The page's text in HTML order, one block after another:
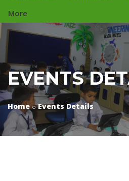
More
EVENTS
Home Events Details